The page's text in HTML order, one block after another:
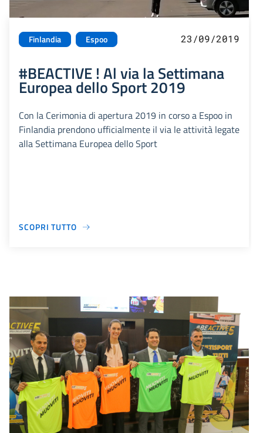
Finlandia Espoo 23/09/2019
#BEACTIVE ! Al via la Settimana
Europea dello Sport 2019
Con la Cerimonia di apertura 2019 in corso a Espoo in
Finlandia prendono ufficialmente il via le attività legate
alla Settimana Europea dello Sport
SCOPRI TUTTO